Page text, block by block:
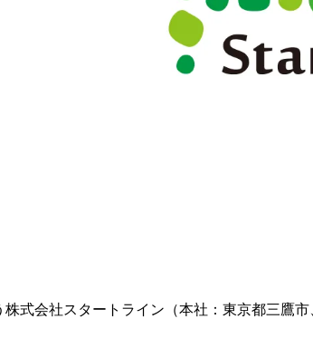
式会社スタートライン（本社：東京都三鷹